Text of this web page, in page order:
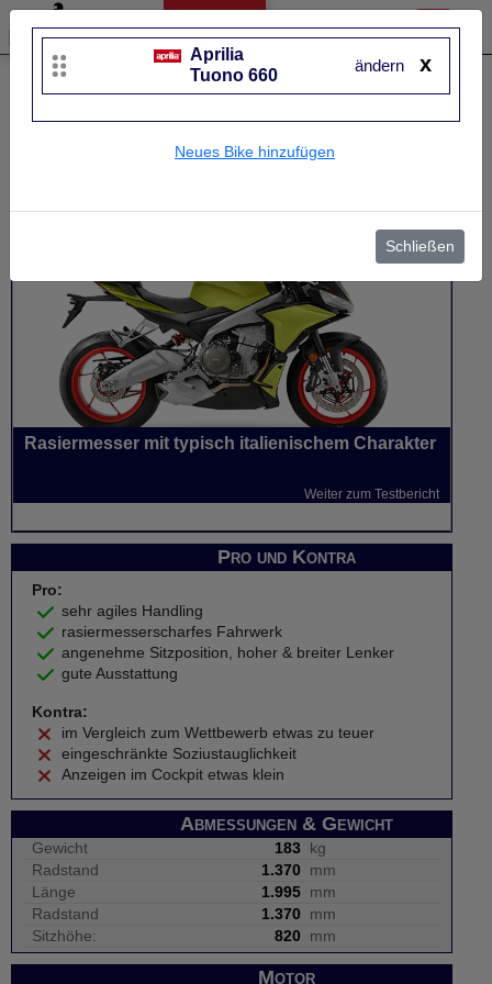
Liste bearbeiten
Aprilia
Baujahr
von 2021 bis 2025
Rasiermesser mit typisch italienischem Charakter
Weiter zum Testbericht
Pro und Kontra
Pro:
sehr agiles Handling
rasiermesserscharfes Fahrwerk
angenehme Sitzposition, hoher & breiter Lenker
gute Ausstattung
Kontra:
im Vergleich zum Wettbewerb etwas zu teuer
eingeschränkte Soziustauglichkeit
Anzeigen im Cockpit etwas klein
Abmessungen & Gewicht
Gewicht 183
kg
Radstand
1.370
mm
Länge
1.995 mm
Radstand
1.370
mm
Sitzhöhe:
820 mm
Motor
x
Aprilia
Tuono 660
ändern
Neues Bike hinzufügen
Schließen